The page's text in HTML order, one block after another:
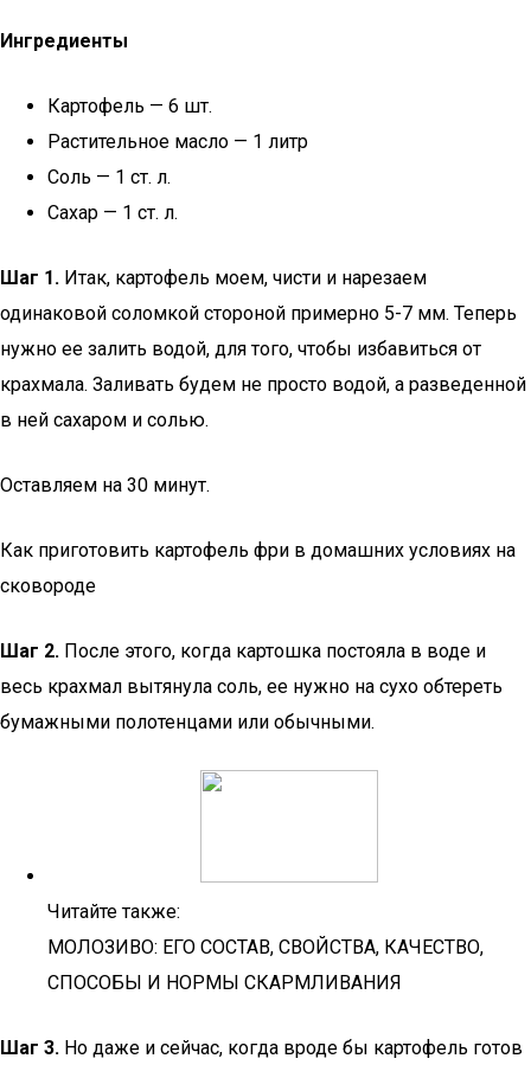
Ингредиенты
Картофель — 6 шт.
Растительное масло — 1 литр
Соль — 1 ст. л.
Сахар — 1 ст. л.
Шаг 1. Итак, картофель моем, чисти и нарезаем
одинаковой соломкой стороной примерно 5-7 мм. Теперь
нужно ее залить водой, для того, чтобы избавиться от
крахмала. Заливать будем не просто водой, а разведенной
в ней сахаром и солью.
Оставляем на 30 минут.
Как приготовить картофель фри в домашних условиях на
сковороде
Шаг 2. После этого, когда картошка постояла в воде и
весь крахмал вытянула соль, ее нужно на сухо обтереть
бумажными полотенцами или обычными.
Читайте также:
МОЛОЗИВО: ЕГО СОСТАВ, СВОЙСТВА, КАЧЕСТВО,
СПОСОБЫ И НОРМЫ СКАРМЛИВАНИЯ
Шаг 3. Но даже и сейчас, когда вроде бы картофель готов